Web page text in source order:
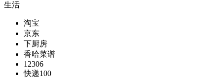
生活
淘宝
京东
下厨房
香哈菜谱
12306
快递100